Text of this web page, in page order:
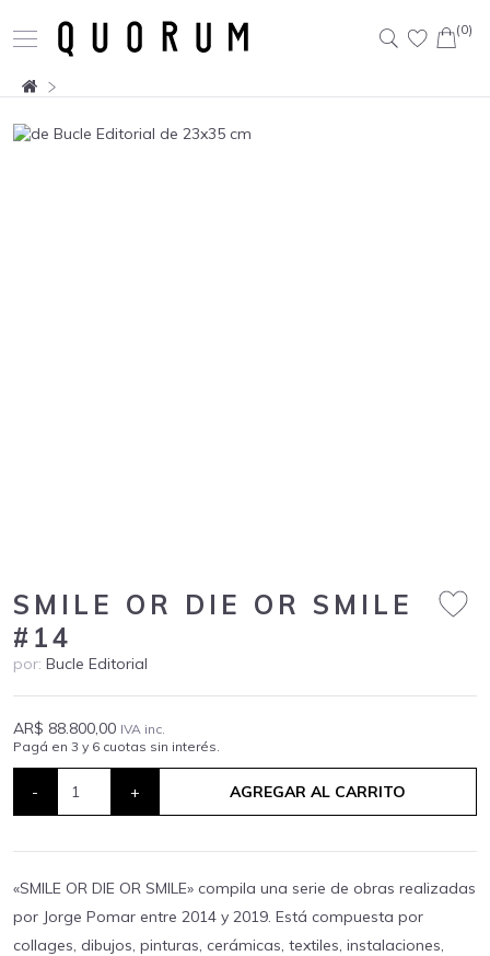
Buscar:
(0)
SMILE OR DIE OR SMILE
#14
por: Bucle Editorial
AR$ 88.800,00 IVA inc.
Pagá en 3 y 6 cuotas sin interés.
- + AGREGAR AL CARRITO
«SMILE OR DIE OR SMILE» compila una serie de obras realizadas
por Jorge Pomar entre 2014 y 2019. Está compuesta por
collages, dibujos, pinturas, cerámicas, textiles, instalaciones,